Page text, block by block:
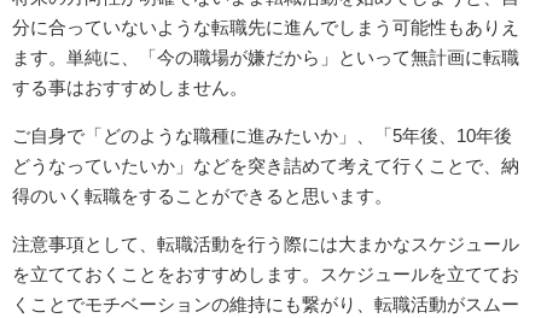
分に合っていないような転職先に進んでしまう可能性もありえ
ます。単純に、「今の職場が嫌だから」といって無計画に転職
する事はおすすめしません。
ご自身で「どのような職種に進みたいか」、「5年後、10年後
どうなっていたいか」などを突き詰めて考えて行くことで、納
得のいく転職をすることができると思います。
注意事項として、転職活動を行う際には大まかなスケジュール
を立てておくことをおすすめします。スケジュールを立ててお
くことでモチベーションの維持にも繋がり、転職活動がスムー